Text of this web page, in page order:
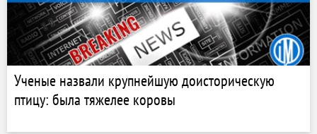
Ученые назвали крупнейшую доисторическую
птицу: была тяжелее коровы